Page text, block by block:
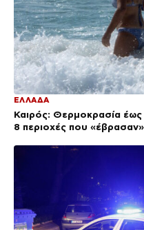
ΕΛΛΑΔΑ
Καιρός: Θερμοκρασία
8 περιοχές που «έβρασαν»